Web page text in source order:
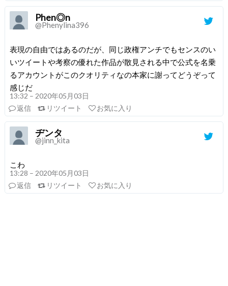
Phen◎n
@Phenylina396
表現の自由ではあるのだが、同じ政権アンチでもセンスのい
いツイートや考察の優れた作品が散見される中で公式を名乗
るアカウントがこのクオリティなの本家に謝ってどうぞって
感じだ
13:32 – 2020年05月03日
返信
リツイート お気に入り
ヂンタ
@jinn_kita
こわ
13:28 – 2020年05月03日
返信
リツイート お気に入り